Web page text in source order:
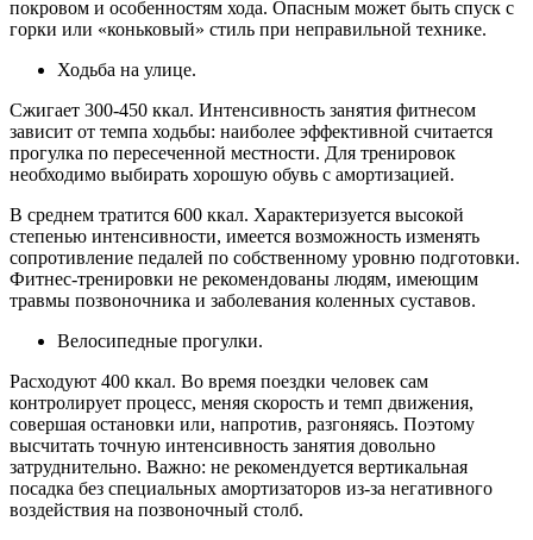
покровом и особенностям хода. Опасным может быть спуск с
горки или «коньковый» стиль при неправильной технике.
Ходьба на улице.
Сжигает 300-450 ккал. Интенсивность занятия фитнесом
зависит от темпа ходьбы: наиболее эффективной считается
прогулка по пересеченной местности. Для тренировок
необходимо выбирать хорошую обувь с амортизацией.
В среднем тратится 600 ккал. Характеризуется высокой
степенью интенсивности, имеется возможность изменять
сопротивление педалей по собственному уровню подготовки.
Фитнес-тренировки не рекомендованы людям, имеющим
травмы позвоночника и заболевания коленных суставов.
Велосипедные прогулки.
Расходуют 400 ккал. Во время поездки человек сам
контролирует процесс, меняя скорость и темп движения,
совершая остановки или, напротив, разгоняясь. Поэтому
высчитать точную интенсивность занятия довольно
затруднительно. Важно: не рекомендуется вертикальная
посадка без специальных амортизаторов из-за негативного
воздействия на позвоночный столб.